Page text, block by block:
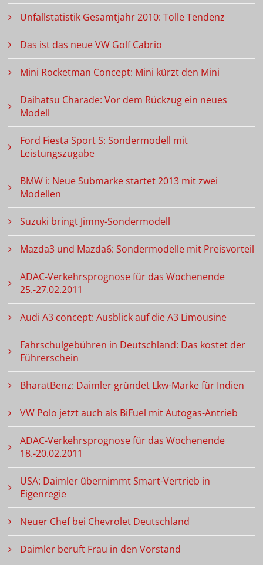
Unfallstatistik Gesamtjahr 2010: Tolle Tendenz
Das ist das neue VW Golf Cabrio
Mini Rocketman Concept: Mini kürzt den Mini
Daihatsu Charade: Vor dem Rückzug ein neues
Modell
Ford Fiesta Sport S: Sondermodell mit
Leistungszugabe
BMW i: Neue Submarke startet 2013 mit zwei
Modellen
Suzuki bringt Jimny-Sondermodell
Mazda3 und Mazda6: Sondermodelle mit Preisvorteil
ADAC-Verkehrsprognose für das Wochenende
25.-27.02.2011
Audi A3 concept: Ausblick auf die A3 Limousine
Fahrschulgebühren in Deutschland: Das kostet der
Führerschein
BharatBenz: Daimler gründet Lkw-Marke für Indien
VW Polo jetzt auch als BiFuel mit Autogas-Antrieb
ADAC-Verkehrsprognose für das Wochenende
18.-20.02.2011
USA: Daimler übernimmt Smart-Vertrieb in
Eigenregie
Neuer Chef bei Chevrolet Deutschland
Daimler beruft Frau in den Vorstand